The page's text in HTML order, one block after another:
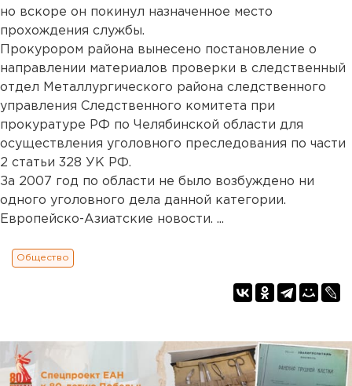
но вскоре он покинул назначенное место
прохождения службы.
Прокурором района вынесено постановление о
направлении материалов проверки в следственный
отдел Металлургического района следственного
управления Следственного комитета при
прокуратуре РФ по Челябинской области для
осуществления уголовного преследования по части
2 статьи 328 УК РФ.
За 2007 год по области не было возбуждено ни
одного уголовного дела данной категории.
Европейско-Азиатские новости. ...
Общество